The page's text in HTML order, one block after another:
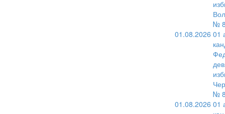
№
01.08.2026 01
№
01.08.2026 01